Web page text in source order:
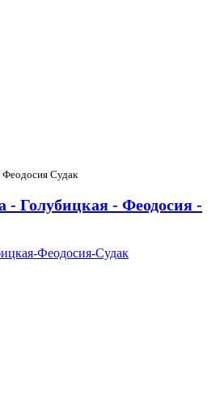
Феодосия Судак
- Голубицкая - Феодосия -
Феодосия-Судак